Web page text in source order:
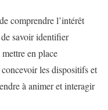
comprendre l’intérêt
savoir identifier
en place
les dispositifs et
à animer et interagir